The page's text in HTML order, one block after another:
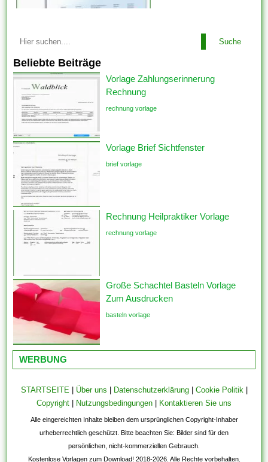
Suche
Beliebte Beiträge
Vorlage Zahlungserinnerung
Rechnung
rechnung vorlage
Vorlage Brief Sichtfenster
brief vorlage
Rechnung Heilpraktiker Vorlage
rechnung vorlage
Große Schachtel Basteln Vorlage
Zum Ausdrucken
basteln vorlage
WERBUNG
STARTSEITE | Über uns | Datenschutzerklärung| Cookie Politik |
Copyright | Nutzungsbedingungen | Kontaktieren Sie uns
Alle eingereichten Inhalte bleiben dem ursprünglichen Copyright-Inhaber
urheberrechtlich geschützt. Bitte beachten Sie: Bilder sind für den
persönlichen, nicht-kommerziellen Gebrauch.
Kostenlose Vorlagen zum Download! 2018-2026. Alle Rechte vorbehalten.